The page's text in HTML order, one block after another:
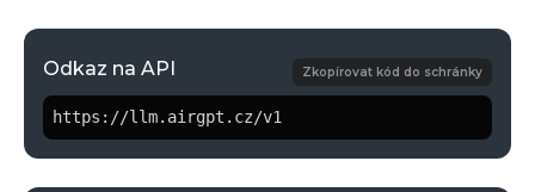
Odkaz na API Zkopírovat kód do schránky
https://llm.airgpt.cz/v1